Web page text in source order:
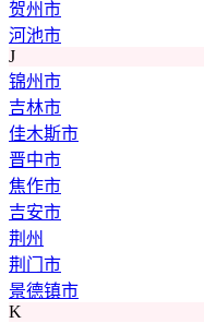
贺州市
河池市
J
锦州市
吉林市
佳木斯市
晋中市
焦作市
吉安市
荆州
荆门市
景德镇市
K